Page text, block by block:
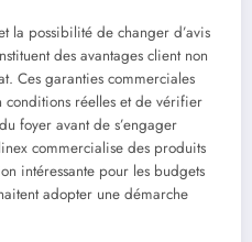
la possibilité de changer d’avis
des avantages client non
Ces garanties commerciales
conditions réelles et de vérifier
foyer avant de s’engager
commercialise des produits
intéressante pour les budgets
adopter une démarche